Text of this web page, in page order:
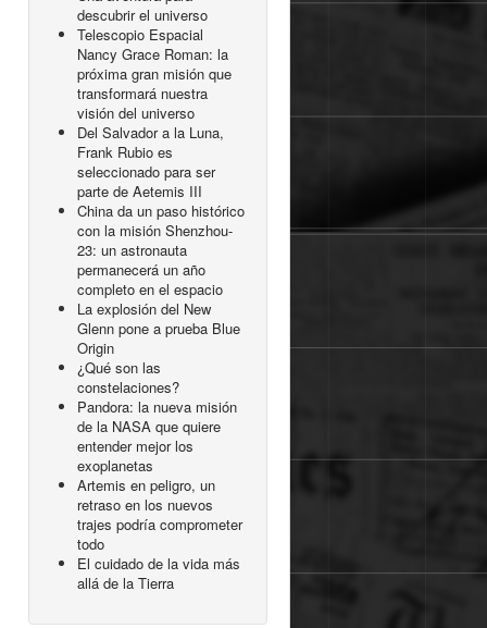
descubrir el universo
Telescopio Espacial
Nancy Grace Roman: la
próxima gran misión que
transformará nuestra
visión del universo
Del Salvador a la Luna,
Frank Rubio es
seleccionado para ser
parte de Aetemis III
China da un paso histórico
con la misión Shenzhou-
23: un astronauta
permanecerá un año
completo en el espacio
La explosión del New
Glenn pone a prueba Blue
Origin
¿Qué son las
constelaciones?
Pandora: la nueva misión
de la NASA que quiere
entender mejor los
exoplanetas
Artemis en peligro, un
retraso en los nuevos
trajes podría comprometer
todo
El cuidado de la vida más
allá de la Tierra